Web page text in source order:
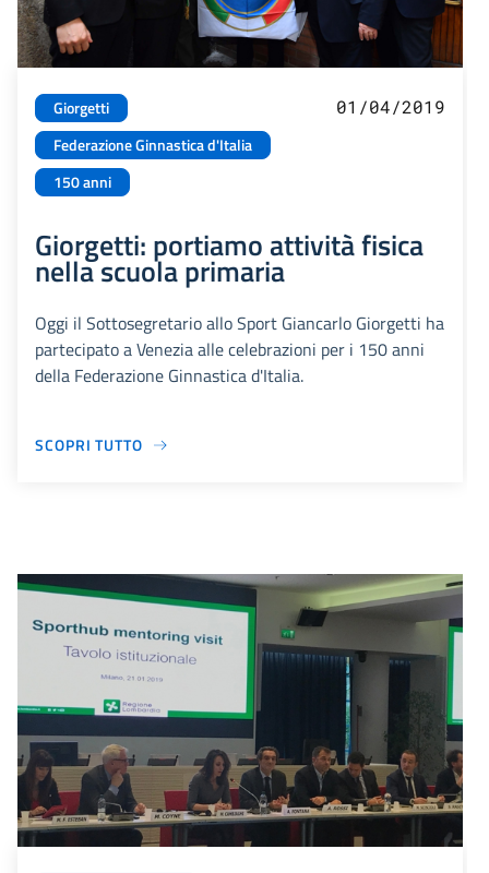
Giorgetti
Federazione Ginnastica d'Italia
150 anni
01/04/2019
Giorgetti: portiamo attività fisica
nella scuola primaria
Oggi il Sottosegretario allo Sport Giancarlo Giorgetti ha
partecipato a Venezia alle celebrazioni per i 150 anni
della Federazione Ginnastica d'Italia.
SCOPRI TUTTO